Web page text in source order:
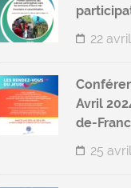
22
Avril
de-
25